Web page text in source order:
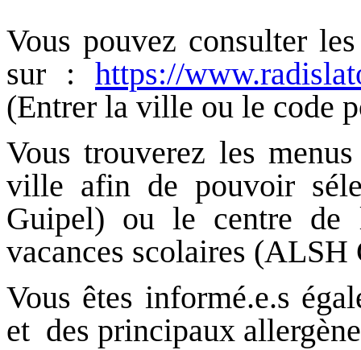
Vous pouvez consulter
sur : https://
(Entrer la ville ou le code
Vous trouverez les
ville afin de pouvoir
Guipel) ou le centre
vacances scolaires (ALSH
Vous êtes informé.e.s
et des principaux